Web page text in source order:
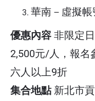
華南－虛擬帳
優惠內容 非限定
2,500元/人，報名
六人以上9折
集合地點新北市
消，全額退回款項
2.活動出發日前 2
改日期，並不予退
3. 報名後如因個
知，活動費用得